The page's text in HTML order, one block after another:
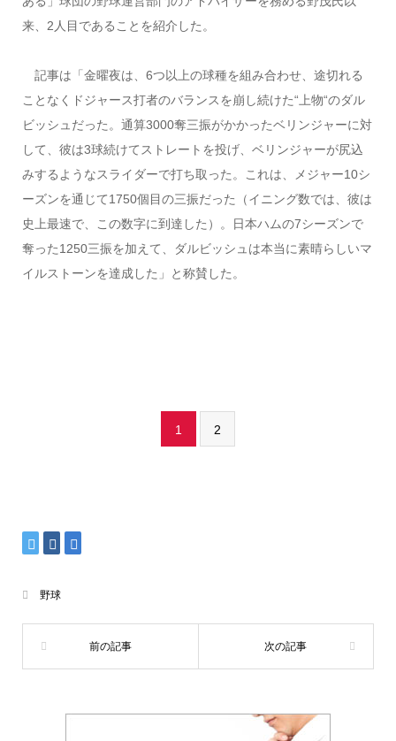
来、2人目であることを紹介した。
記事は「金曜夜は、6つ以上の球種を組み合わせ、途切れる
ことなくドジャース打者のバランスを崩し続けた“上物“のダル
ビッシュだった。通算3000奪三振がかかったベリンジャーに対
して、彼は3球続けてストレートを投げ、ベリンジャーが尻込
みするようなスライダーで打ち取った。これは、メジャー10シ
ーズンを通じて1750個目の三振だった（イニング数では、彼は
史上最速で、この数字に到達した）。日本ハムの7シーズンで
奪った1250三振を加えて、ダルビッシュは本当に素晴らしいマ
イルストーンを達成した」と称賛した。
1 2
野球